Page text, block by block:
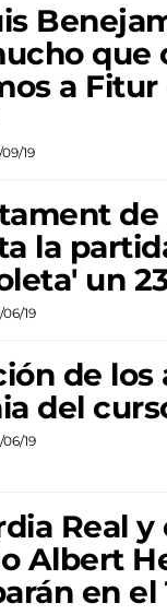
que
a
19
de
la
un
19
de los
del
19
Real
Albert
en